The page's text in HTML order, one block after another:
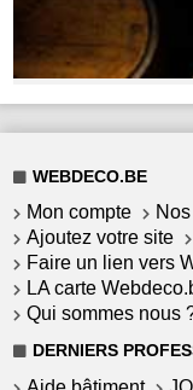
WEBDECO.BE
Mon compte
Ajoutez votre site
Faire un lien vers
LA carte
Qui sommes nous
DERNIERS